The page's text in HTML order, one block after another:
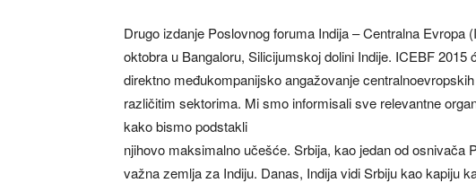
Drugo izdanje Poslovnog foruma Indija – Centralna Evropa
oktobra u Bangaloru, Silicijumskoj dolini Indije. ICEBF
direktno međukompanijsko angažovanje
različitim sektorima. Mi smo informisali sve relevantne
kako bismo podstakli
njihovo maksimalno učešće. Srbija, kao jedan od osnivača
važna zemlja za Indiju. Danas, Indija vidi Srbiju kao kapiju